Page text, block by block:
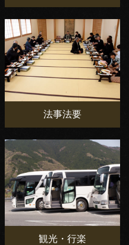
法事法要
観光・行楽